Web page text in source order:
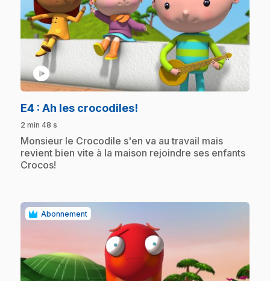
play_circle
E4 : Ah les crocodiles!
2 min 48 s
.Monsieur le Crocodile s'en va au travail mais
revient bien vite à la maison rejoindre ses enfants
Crocos!
Abonnement